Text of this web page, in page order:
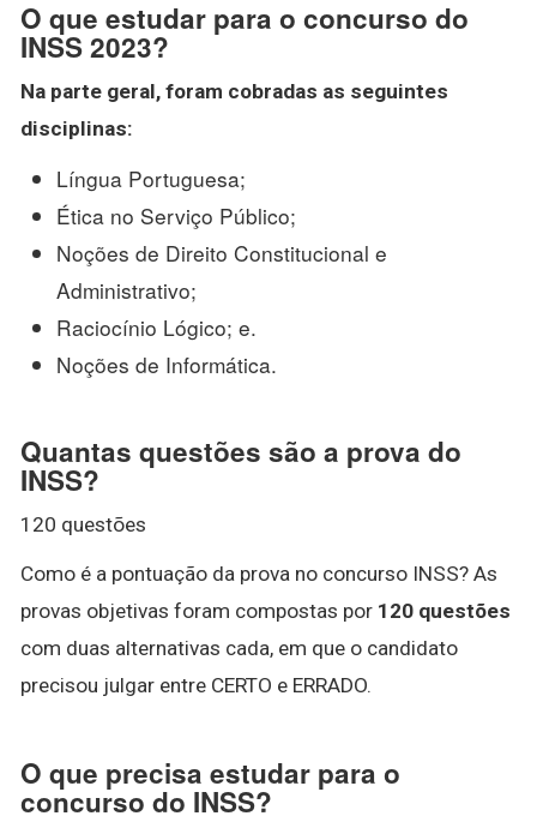
O que estudar para o concurso do
INSS 2023?
Na parte geral, foram cobradas as seguintes
disciplinas:
Língua Portuguesa;
Ética no Serviço Público;
Noções de Direito Constitucional e
Administrativo;
Raciocínio Lógico; e.
Noções de Informática.
Quantas questões são a prova do
INSS?
120 questões
Como é a pontuação da prova no concurso INSS? As
provas objetivas foram compostas por 120 questões
com duas alternativas cada, em que o candidato
precisou julgar entre CERTO e ERRADO.
O que precisa estudar para o
concurso do INSS?